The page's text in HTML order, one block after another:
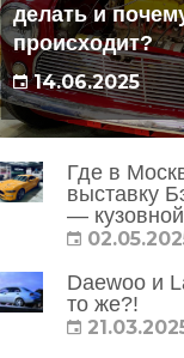
делать и
происходит?
14.06.2025
Где в
выставку
—
Daewoo и
то же?!